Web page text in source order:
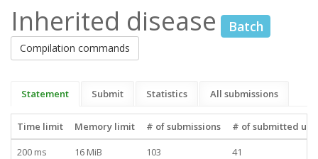
Inherited disease Batch
Compilation commands
Statement Submit Statistics All submissions
Time limit Memory limit # of submissions
# of submitted
200 ms
16 MiB 103 41